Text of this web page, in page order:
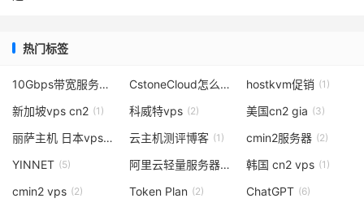
热门标签
10Gbps带宽服务器 CstoneCloud怎么样 (3)hostkvm促销 (1)
新加坡vps cn2 (1) 科威特vps (2) 美国cn2 gia (3)
丽萨主机 日本vps 云主机测评博客 (1) cmin2服务器 (2)
YINNET (5) 阿里云轻量服务器 韩国 cn2 vps (1)
cmin2 vps (2) Token Plan (2) ChatGPT (6)